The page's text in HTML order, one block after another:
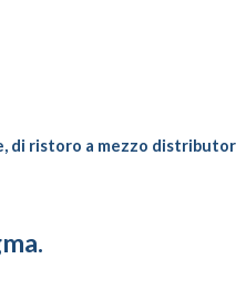
di ristoro a mezzo